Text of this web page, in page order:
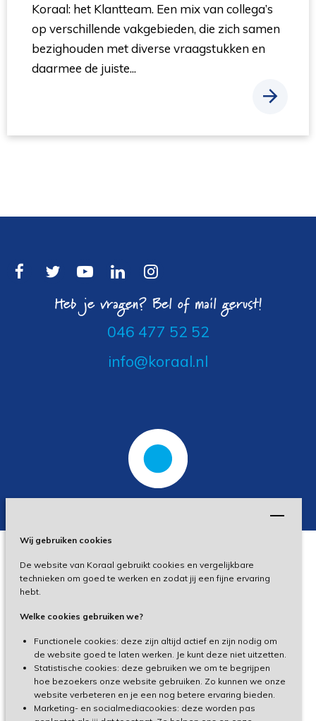
Wij gebruiken cookies
De website van Koraal gebruikt cookies en vergelijkbare
technieken om goed te werken en zodat jij een fijne ervaring
hebt.
Welke cookies gebruiken we?
Functionele cookies: deze zijn altijd actief en zijn nodig om
de website goed te laten werken. Je kunt deze niet uitzetten.
Statistische cookies: deze gebruiken we om te begrijpen
hoe bezoekers onze website gebruiken. Zo kunnen we onze
website verbeteren en je een nog betere ervaring bieden.
Marketing- en socialmediacookies: deze worden pas
Koraal: het Klantteam. Een mix van collega’s
op verschillende vakgebieden, die zich samen
bezighouden met diverse vraagstukken en
daarmee de juiste...
Heb je vragen? Bel of mail gerust!
046 477 52 52
info@koraal.nl
Privacy
Toegankelijkheid
Cliëntenportaal
Medewerkersportaal